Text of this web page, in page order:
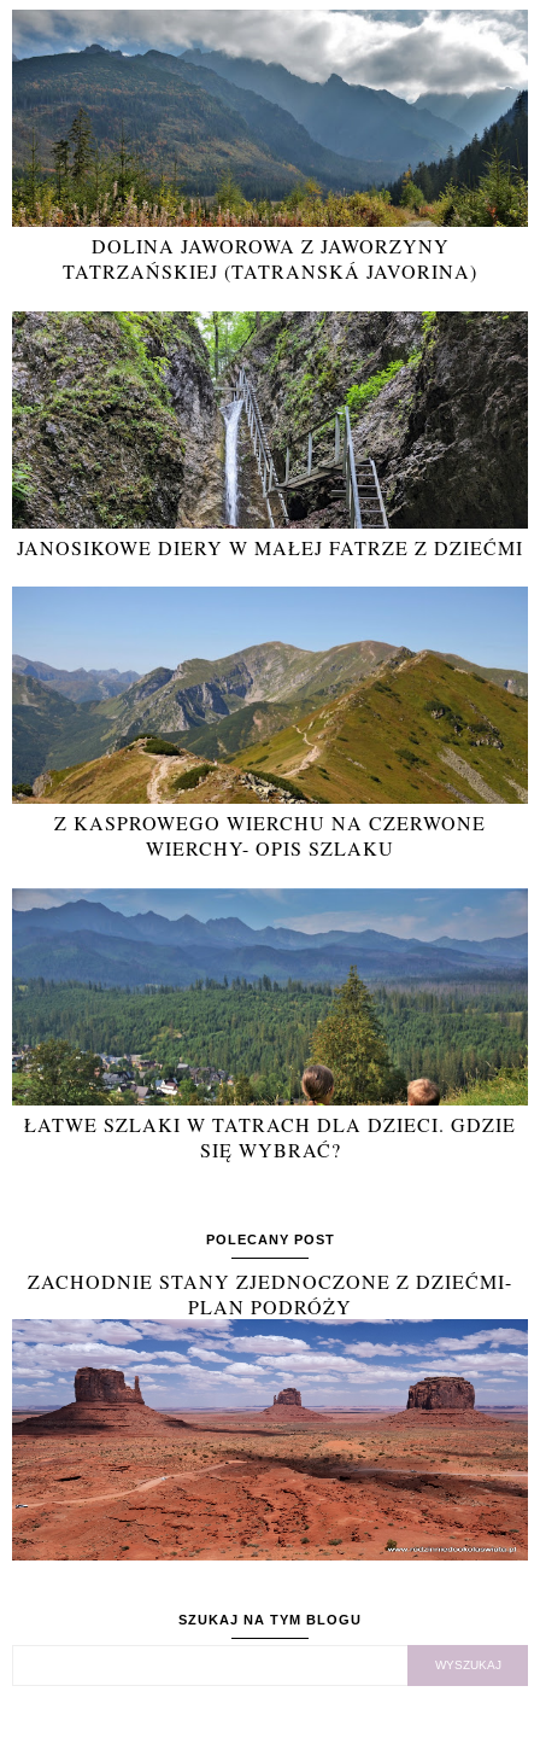
DOLINA JAWOROWA Z JAWORZYNY
TATRZAŃSKIEJ (TATRANSKÁ JAVORINA)
JANOSIKOWE DIERY W MAŁEJ FATRZE Z DZIEĆMI
Z KASPROWEGO WIERCHU NA CZERWONE
WIERCHY- OPIS SZLAKU
ŁATWE SZLAKI W TATRACH DLA DZIECI. GDZIE
SIĘ WYBRAĆ?
POLECANY POST
ZACHODNIE STANY ZJEDNOCZONE Z DZIEĆMI-
PLAN PODRÓŻY
SZUKAJ NA TYM BLOGU